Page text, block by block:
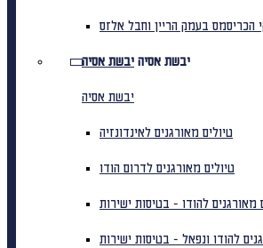
הכריסמס בעמק הריין וחבל אלזס
יבשת אסיה יבשת אסיה
יבשת אסיה
טיולים מאורגנים לאינדונזיה
טיולים מאורגנים לדרום הודו